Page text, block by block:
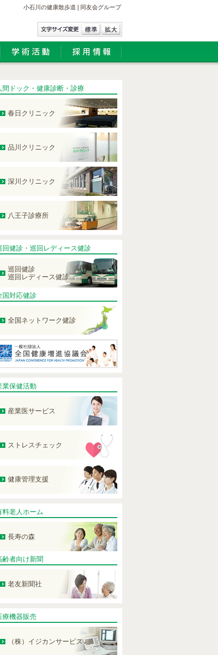
小石川の健康散歩道 | 同友会グループ
間ドック・健康診断・診療
春日クリニック
品川クリニック
深川クリニック
八王子診療所
回健診・巡回レディース健診
巡回健診
巡回レディース健診
国対応健診
全国ネットワーク健診
業保健活動
産業医サービス
ストレスチェック
健康管理支援
料老人ホーム
長寿の森
齢者向け新聞
老友新聞社
療機器販売
（株）イジカンサービス